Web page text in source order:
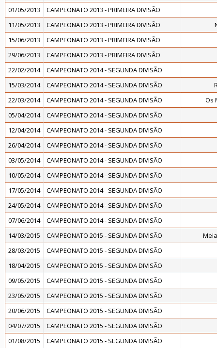
01/05/2013
CAMPEONATO 2013 - PRIMEIRA DIVISÃO
11/05/2013
CAMPEONATO 2013 - PRIMEIRA DIVISÃO
15/06/2013
CAMPEONATO 2013 - PRIMEIRA DIVISÃO
29/06/2013
CAMPEONATO 2013 - PRIMEIRA DIVISÃO
22/02/2014
CAMPEONATO 2014 - SEGUNDA DIVISÃO
15/03/2014
CAMPEONATO 2014 - SEGUNDA DIVISÃO
22/03/2014
CAMPEONATO 2014 - SEGUNDA DIVISÃO
Os
05/04/2014
CAMPEONATO 2014 - SEGUNDA DIVISÃO
12/04/2014
CAMPEONATO 2014 - SEGUNDA DIVISÃO
26/04/2014
CAMPEONATO 2014 - SEGUNDA DIVISÃO
03/05/2014
CAMPEONATO 2014 - SEGUNDA DIVISÃO
10/05/2014
CAMPEONATO 2014 - SEGUNDA DIVISÃO
17/05/2014
CAMPEONATO 2014 - SEGUNDA DIVISÃO
24/05/2014
CAMPEONATO 2014 - SEGUNDA DIVISÃO
07/06/2014
CAMPEONATO 2014 - SEGUNDA DIVISÃO
14/03/2015
CAMPEONATO 2015 - SEGUNDA DIVISÃO
28/03/2015
CAMPEONATO 2015 - SEGUNDA DIVISÃO
18/04/2015
CAMPEONATO 2015 - SEGUNDA DIVISÃO
09/05/2015
CAMPEONATO 2015 - SEGUNDA DIVISÃO
23/05/2015
CAMPEONATO 2015 - SEGUNDA DIVISÃO
20/06/2015
CAMPEONATO 2015 - SEGUNDA DIVISÃO
04/07/2015
CAMPEONATO 2015 - SEGUNDA DIVISÃO
01/08/2015
CAMPEONATO 2015 - SEGUNDA DIVISÃO